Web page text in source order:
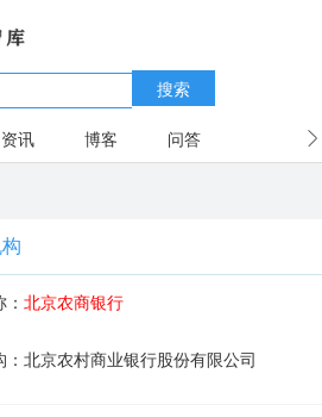
搜索
资讯 博客 问答
北京农商银行
：北京农村商业银行股份有限公司